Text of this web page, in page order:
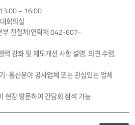
~ 16:00
회의실
부 전철처(연락처 042-607-
강화 및 제도개선 사항 설명, 의견 수렴,
･통신분야 공사업체 또는 관심있는 업체
현장 방문하여 간담회 참석 가능